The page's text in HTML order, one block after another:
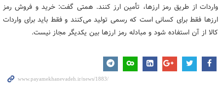
واردات از طریق رمز ارزها، تأمین ارز کنند. همتی گفت: خرید و فروش رمز
ارزها فقط برای کسانی است که رسمی تولید می‌کنند و فقط باید برای واردات
کالا از آن استفاده شود و مبادله رمز ارزها بین یکدیگر مجاز نیست.